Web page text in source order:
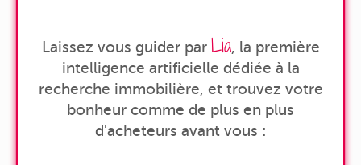
Laissez vous guider par Lia, la première
intelligence artificielle dédiée à la
recherche immobilière, et trouvez votre
bonheur comme de plus en plus
d'acheteurs avant vous :